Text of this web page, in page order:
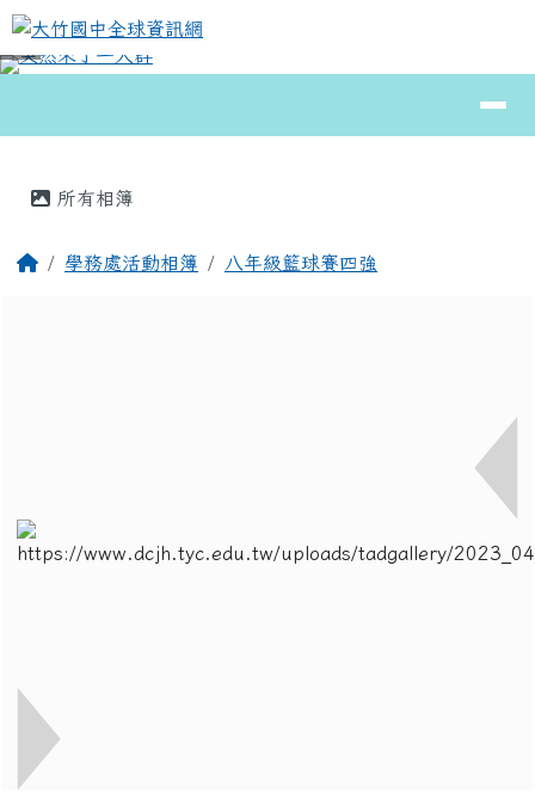
跳至主內容區
大竹國中全球資訊網
⏸
所有相簿
回首頁學務處活動相簿 八年級籃球賽四強